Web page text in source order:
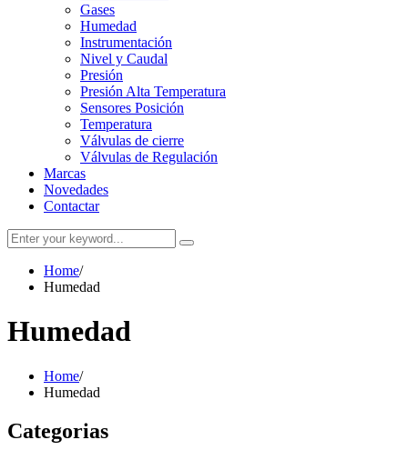
Gases
Humedad
Instrumentación
Nivel y Caudal
Presión
Presión Alta Temperatura
Sensores Posición
Temperatura
Válvulas de cierre
Válvulas de Regulación
Marcas
Novedades
Contactar
Home/
Humedad
Humedad
Home/
Humedad
Categorias